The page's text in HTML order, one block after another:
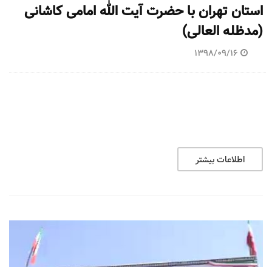
استان تهران با حضرت آیت الله امامی کاشانی
(مدظله العالی)
1398/09/16
اطلاعات بیشتر